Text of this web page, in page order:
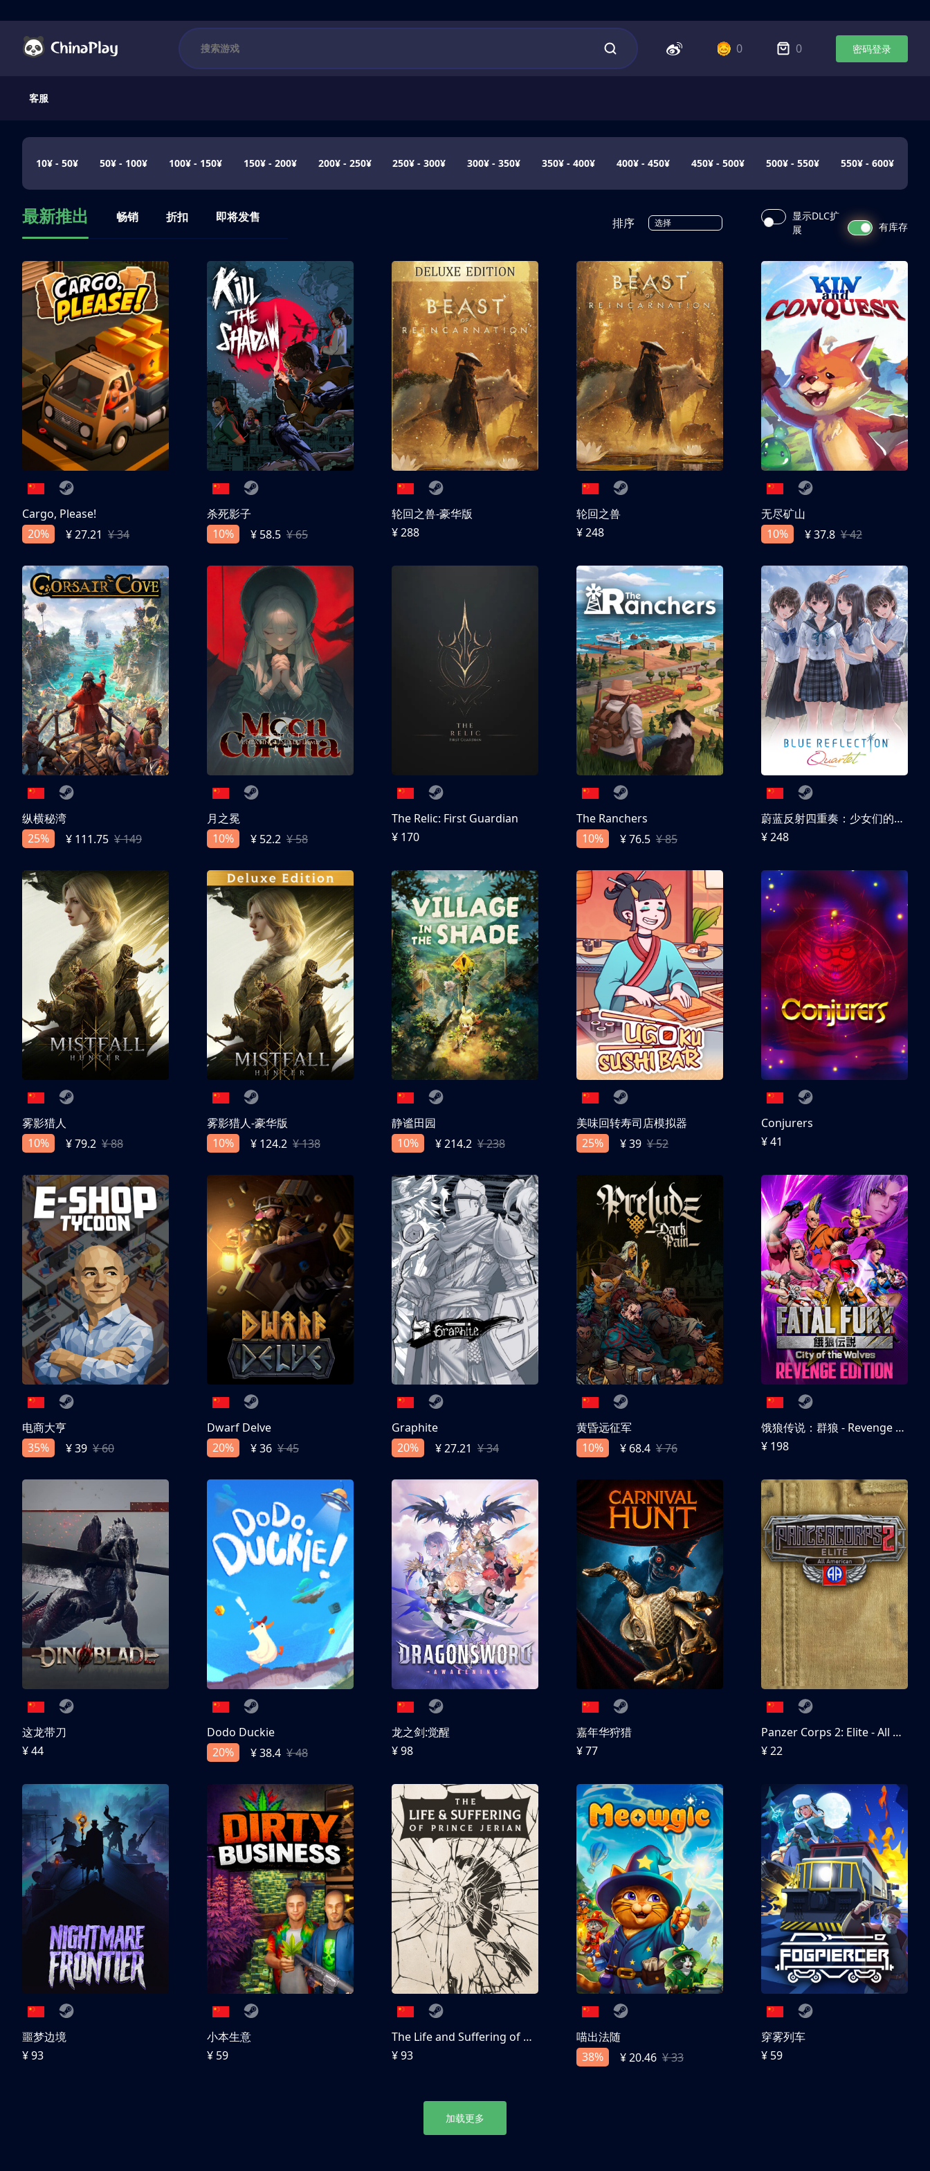
0 0 密码登录
客服
10¥ - 50¥ 50¥ - 100¥ 100¥ - 150¥ 150¥ - 200¥ 200¥ - 250¥ 250¥ - 300¥ 300¥ - 350¥ 350¥ - 400¥ 400¥ - 450¥ 450¥ - 500¥ 500¥ - 550¥ 550¥ - 600¥
最新推出 畅销 折扣 即将发售 排序 选择
显示DLC扩
展
有库存
Cargo, Please!
20%
¥ 27.21 ¥ 34
杀死影子
10%
¥ 58.5 ¥ 65
轮回之兽-豪华版
¥ 288
轮回之兽
¥ 248
无尽矿山
10%
¥ 37.8 ¥ 42
纵横秘湾
25%
¥ 111.75 ¥ 149
月之冕
10%
¥ 52.2 ¥ 58
The Relic: First Guardian
¥ 170
The Ranchers
10%
¥ 76.5 ¥ 85
蔚蓝反射四重奏：少女们的奇迹
¥ 248
雾影猎人
10%
¥ 79.2 ¥ 88
雾影猎人-豪华版
10%
¥ 124.2 ¥ 138
静谧田园
10%
¥ 214.2 ¥ 238
美味回转寿司店模拟器
25%
¥ 39 ¥ 52
Conjurers
¥ 41
电商大亨
35%
¥ 39 ¥ 60
Dwarf Delve
20%
¥ 36 ¥ 45
Graphite
20%
¥ 27.21 ¥ 34
黄昏远征军
10%
¥ 68.4 ¥ 76
饿狼传说：群狼 - Revenge Edition
¥ 198
这龙带刀
¥ 44
Dodo Duckie
20%
¥ 38.4 ¥ 48
龙之剑:觉醒
¥ 98
嘉年华狩猎
¥ 77
Panzer Corps 2: Elite - All American
¥ 22
噩梦边境
¥ 93
小本生意
¥ 59
The Life and Suffering of Prince Jerian
¥ 93
喵出法随
38%
¥ 20.46 ¥ 33
穿雾列车
¥ 59
加载更多